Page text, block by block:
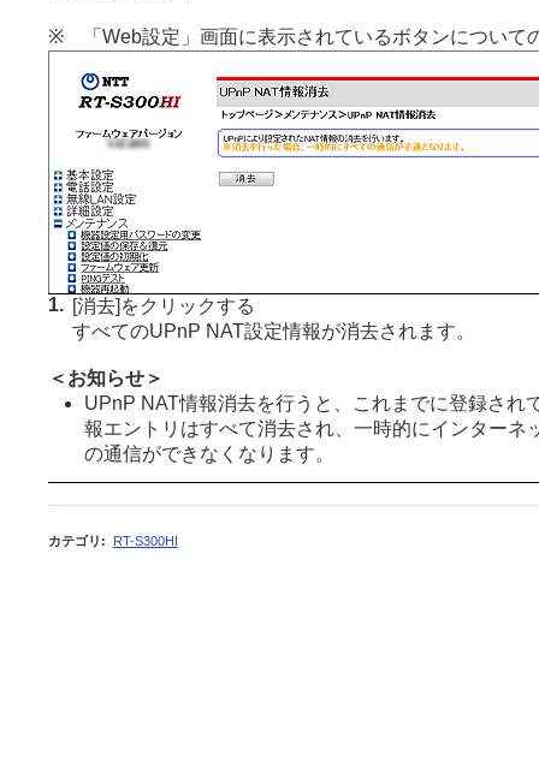
※ 「Web設定」画面に表示されているボタンについて
1.
[消去]をクリックする
すべてのUPnP NAT設定情報が消去されます。
＜お知らせ＞
UPnP NAT情報消去を行うと、これまでに登録され
報エントリはすべて消去され、一時的にインターネ
の通信ができなくなります。
カテゴリ : RT-S300HI